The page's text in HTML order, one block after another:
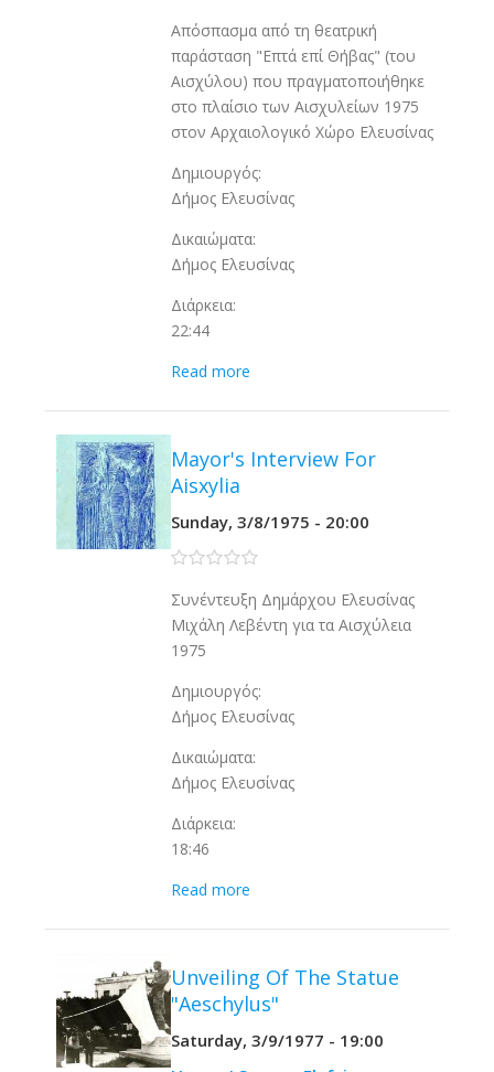
Απόσπασμα από τη θεατρική
παράσταση "Επτά επί Θήβας" (του
Αισχύλου) που πραγματοποιήθηκε
στο πλαίσιο των Αισχυλείων 1975
στον Αρχαιολογικό Χώρο Ελευσίνας
Δημιουργός:
Δήμος Ελευσίνας
Δικαιώματα:
Δήμος Ελευσίνας
Διάρκεια:
22:44
Read more
Mayor's Interview For
Aisxylia
Sunday, 3/8/1975 - 20:00
0 stars
Συνέντευξη Δημάρχου Ελευσίνας
Μιχάλη Λεβέντη για τα Αισχύλεια
1975
Δημιουργός:
Δήμος Ελευσίνας
Δικαιώματα:
Δήμος Ελευσίνας
Διάρκεια:
18:46
Read more
Unveiling Of The Statue
"Aeschylus"
Saturday, 3/9/1977 - 19:00